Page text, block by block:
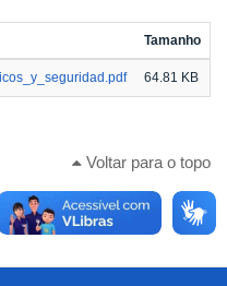
Tamanho
64.81 KB
Voltar para o topo